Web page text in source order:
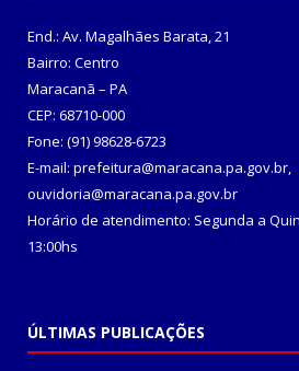
End.: Av. Magalhães Barata, 21
Bairro: Centro
Maracanã – PA
CEP: 68710-000
Fone: (91) 98628-6723
E-mail: prefeitura@maracana.pa.gov.br,
ouvidoria@maracana.pa.gov.br
Horário de atendimento: Segunda a
13:00hs
ÚLTIMAS PUBLICAÇÕES